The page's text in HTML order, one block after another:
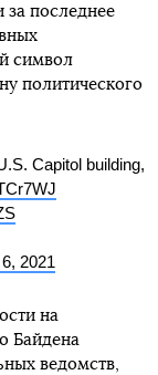
за последнее
символ
политического
Capitol building,
2021
на
Байдена
ведомств,